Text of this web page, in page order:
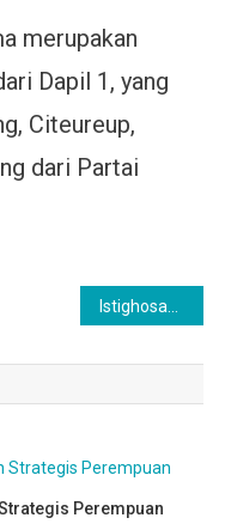
merupakan
Dapil 1, yang
Citeureup,
dari Partai
Perempuan